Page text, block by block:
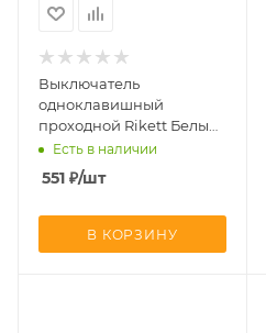
Выключатель
одноклавишный
проходной Rikett Белый
сатин 32071+35601 MW
Есть в наличии
551 ₽/шт
В КОРЗИНУ